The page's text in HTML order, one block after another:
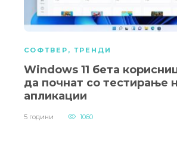
СОФТВЕР , ТРЕНДИ
Windows 11 бета
да почнат со тестирање
апликации
5 години 1060